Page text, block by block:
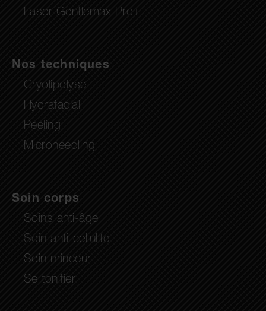
Laser Gentlemax Pro+
Nos techniques
Cryolipolyse
Hydrafacial
Peeling
Microneedling
Soin corps
Soins anti-âge
Soin anti-cellulite
Soin minceur
Se tonifier